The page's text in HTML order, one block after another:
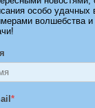
особо удачных
волшебства
*